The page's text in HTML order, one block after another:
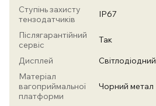
Ступінь захисту
тензодатчиків
IP67
Післягарантійний
сервіс
Так
Дисплей
Світлодіодний
Матеріал
вагоприймальної
платформи
Чорний метал